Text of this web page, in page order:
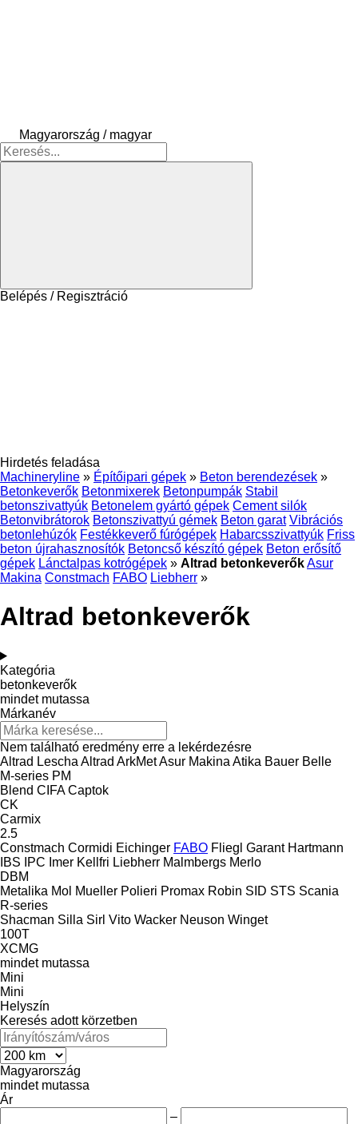
Magyarország / magyar
Belépés / Regisztráció
Hirdetés feladása
Machineryline » Építőipari gépek » Beton berendezések »
Betonkeverők Betonmixerek Betonpumpák Stabil
betonszivattyúk Betonelem gyártó gépek Cement silók
Betonvibrátorok Betonszivattyú gémek Beton garat Vibrációs
betonlehúzók Festékkeverő fúrógépek Habarcsszivattyúk Friss
beton újrahasznosítók Betoncső készító gépek Beton erősítő
gépek Lánctalpas kotrógépek » Altrad betonkeverőkAsur
Makina Constmach FABO Liebherr »
Altrad betonkeverők
Kategória
betonkeverők
mindet mutassa
Márkanév
Nem található eredmény erre a lekérdezésre
Altrad Lescha Altrad ArkMetAsur Makina Atika Bauer Belle
M-series PM
Blend CIFA Captok
CK
Carmix
2.5
Constmach Cormidi Eichinger FABO Fliegl Garant Hartmann
IBS
IPC Imer Kellfri Liebherr Malmbergs Merlo
DBM
Metalika Mol Mueller Polieri Promax Robin SID STS Scania
R-series
Shacman Silla Sirl Vito Wacker Neuson Winget
100T
XCMG
mindet mutassa
Mini
Mini
Helyszín
Keresés adott körzetben
Magyarország
mindet mutassa
Ár
–